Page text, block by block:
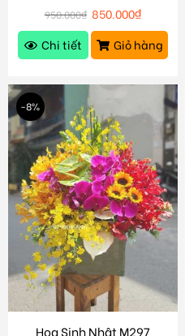
950.000₫ 850.000₫
Chi tiết
Giỏ hàng
-8%
Hoa Sinh Nhật M297